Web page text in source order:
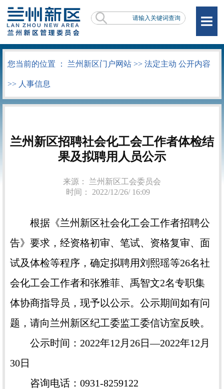
您当前的位置 ： 兰州新区门户网站 >> 法定主动 公开内容
>> 人事信息
兰州新区招聘社会化工会工作者体检结
果及拟聘用人员公示
来源： 兰州新区工会委员会
时间： 2022/12/26/ 16:09
根据《兰州新区社会化工会工作者招聘公
告》要求，经资格初审、笔试、资格复审、面
试及体检等程序，确定拟聘用刘熙瑶等26名社
会化工会工作者和张雅菲、禹智文2名专职集
体协商指导员，现予以公示。公示期间如有问
题，请向兰州新区纪工委监工委信访室反映。
公示时间：2022年12月26日—2022年12月
30日
咨询电话：0931-8259122